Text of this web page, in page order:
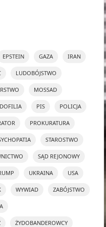
EPSTEIN GAZA IRAN
LUDOBÓJSTWO
MOSSAD
PIS POLICJA
PROKURATURA
STAROSTWO
SĄD REJONOWY
UKRAINA USA
WYWIAD ZABÓJSTWO
ŻYDOBANDEROWCY